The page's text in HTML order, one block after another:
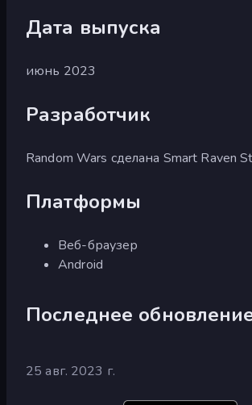
Дата выпуска
июнь 2023
Разработчик
Random Wars сделана Smart Raven
Платформы
Веб-браузер
Android
Последнее
25 авг. 2023 г.